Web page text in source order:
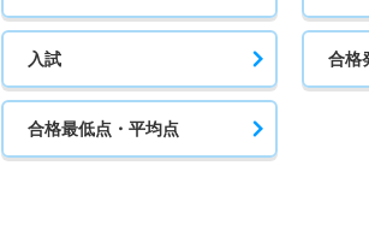
入試 合格
合格最低点・平均点